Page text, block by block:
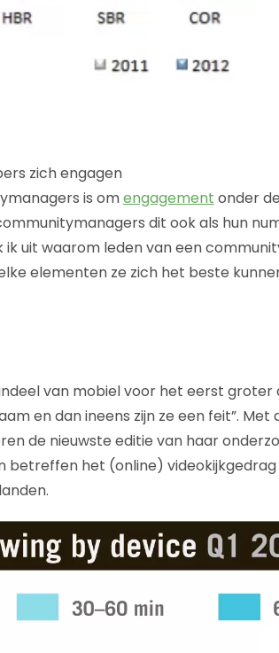
zich engagen
is omengagement onder
dit ook als hun
ik uit waarom leden van een
elementen ze zich het beste
van mobiel voor het eerst groter
en dan ineens zijn ze een feit”. Met
de nieuwste editie van haar
betreffen het (online) videokijkgedrag